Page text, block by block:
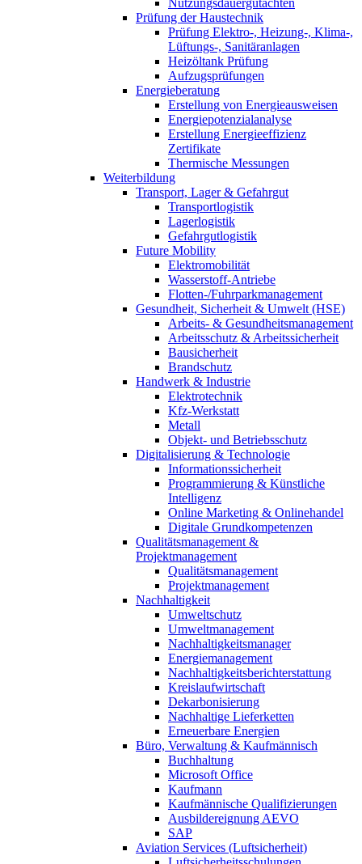
Prüfung der Haustechnik
Prüfung Elektro-, Heizung-, Klima-,
Lüftungs-, Sanitäranlagen
Heizöltank Prüfung
Aufzugsprüfungen
Energieberatung
Erstellung von Energieausweisen
Energiepotenzialanalyse
Erstellung Energieeffizienz
Zertifikate
Thermische Messungen
Weiterbildung
Transport, Lager & Gefahrgut
Transportlogistik
Lagerlogistik
Gefahrgutlogistik
Future Mobility
Elektromobilität
Wasserstoff-Antriebe
Flotten-/Fuhrparkmanagement
Gesundheit, Sicherheit & Umwelt (HSE)
Arbeits- & Gesundheitsmanagement
Arbeitsschutz & Arbeitssicherheit
Bausicherheit
Brandschutz
Handwerk & Industrie
Elektrotechnik
Kfz-Werkstatt
Metall
Objekt- und Betriebsschutz
Digitalisierung & Technologie
Informationssicherheit
Programmierung & Künstliche
Intelligenz
Online Marketing & Onlinehandel
Digitale Grundkompetenzen
Qualitätsmanagement &
Projektmanagement
Qualitätsmanagement
Projektmanagement
Nachhaltigkeit
Umweltschutz
Umweltmanagement
Nachhaltigkeitsmanager
Energiemanagement
Nachhaltigkeitsberichterstattung
Kreislaufwirtschaft
Dekarbonisierung
Nachhaltige Lieferketten
Erneuerbare Energien
Büro, Verwaltung & Kaufmännisch
Buchhaltung
Microsoft Office
Kaufmann
Kaufmännische Qualifizierungen
Ausbildereignung AEVO
SAP
Aviation Services (Luftsicherheit)